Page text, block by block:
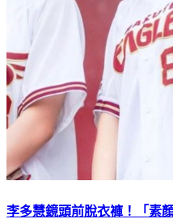
李多慧鏡頭前脫衣褲！「素